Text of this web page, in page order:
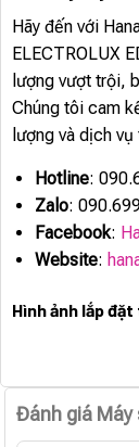
Hãy đến với
ELECTROLUX
lượng vượt trội,
Chúng tôi cam
lượng và dịch
Hotline:
Zalo:
Facebook:
Website:
Hình ảnh lắp
Đánh giá Máy